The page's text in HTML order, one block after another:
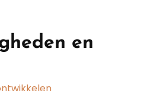
en